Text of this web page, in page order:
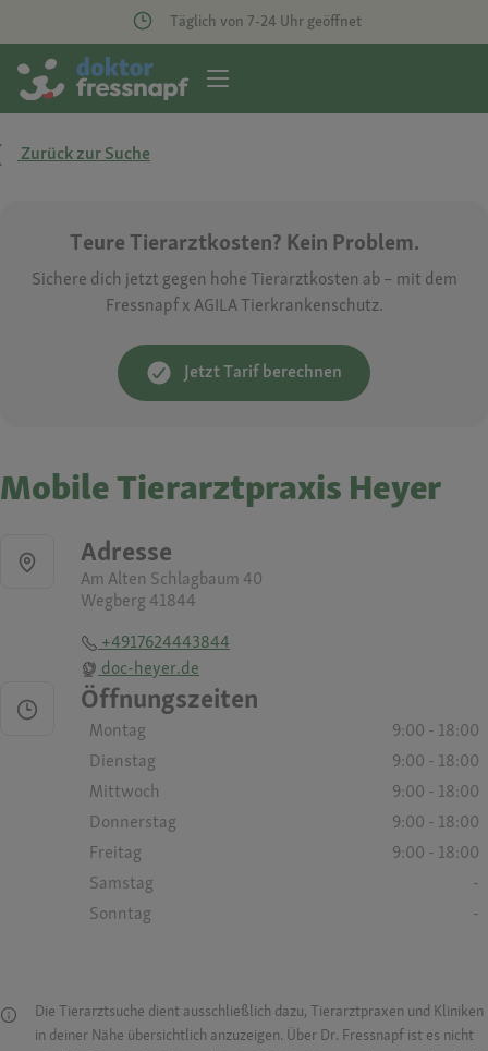
Täglich von 7-24 Uhr geöffnet
Zurück zur Suche
Teure Tierarztkosten? Kein Problem.
Sichere dich jetzt gegen hohe Tierarztkosten ab – mit dem
Fressnapf x AGILA Tierkrankenschutz.
Jetzt Tarif berechnen
Mobile Tierarztpraxis Heyer
Adresse
Am Alten Schlagbaum 40
Wegberg 41844
+4917624443844
doc-heyer.de
Öffnungszeiten
Montag
9:00 - 18:00
Dienstag
9:00 - 18:00
Mittwoch
9:00 - 18:00
Donnerstag
9:00 - 18:00
Freitag
9:00 - 18:00
Samstag
-
Sonntag
-
Die Tierarztsuche dient ausschließlich dazu, Tierarztpraxen und Kliniken
in deiner Nähe übersichtlich anzuzeigen. Über Dr. Fressnapf ist es nicht